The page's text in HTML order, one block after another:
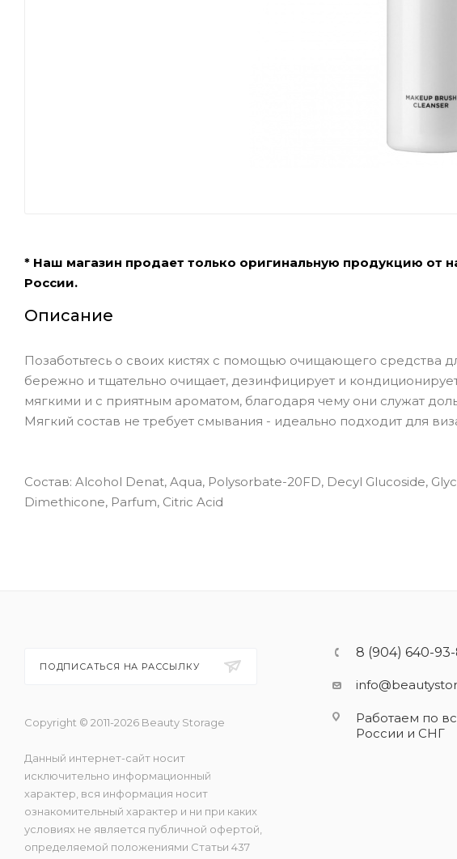
* Наш магазин продает только оригинальную продукцию от
России.
Описание
Позаботьтесь о своих кистях с помощью очищающего средства
бережно и тщательно очищает, дезинфицирует и
мягкими и с приятным ароматом, благодаря чему они служат
Мягкий состав не требует смывания - идеально подходит для
Состав: Alcohol Denat, Aqua, Polysorbate-20FD, Decyl Glucoside,
Dimethicone, Parfum, Citric Acid
ПОДПИСАТЬСЯ НА РАССЫЛКУ
Copyright © 2011-2026 Beauty Storage
Данный интернет-сайт носит
исключительно информационный
характер, вся информация носит
ознакомительный характер и ни при каких
условиях не является публичной офертой,
определяемой положениями Статьи 437
8 (904) 640-
Работаем по
России и СНГ